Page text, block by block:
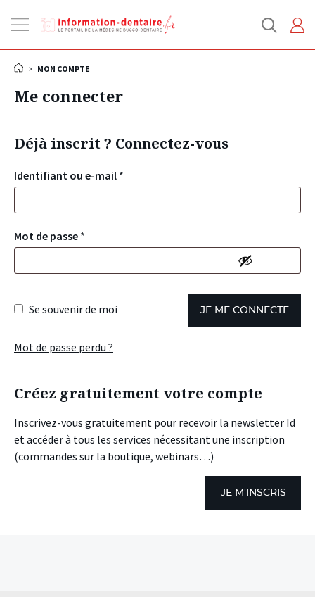
la
> MON COMPTE
Me connecter
Déjà inscrit ? Connectez-vous
Identifiant ou e-mail *
Mot de passe *
Se souvenir de moi JE ME CONNECTE
Mot de passe perdu ?
Créez gratuitement votre compte
Inscrivez-vous gratuitement pour recevoir la newsletter Id
et accéder à tous les services nécessitant une inscription
(commandes sur la boutique, webinars…)
JE M'INSCRIS